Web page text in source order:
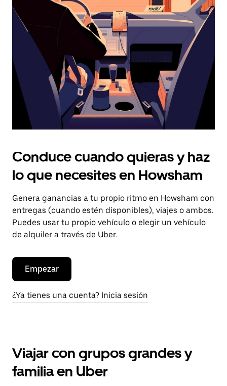
el
botón
escape
el
calendario.
Conduce cuando quieras y haz
lo que necesites en Howsham
Genera ganancias a tu propio ritmo en Howsham con
entregas (cuando estén disponibles), viajes o ambos.
Puedes usar tu propio vehículo o elegir un vehículo
de alquiler a través de Uber.
Empezar
¿Ya tienes una cuenta? Inicia sesión
Viajar con grupos grandes y
familia en Uber